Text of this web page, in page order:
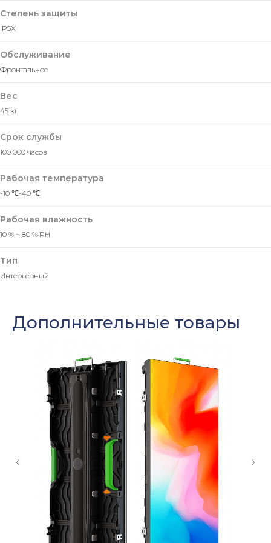
Степень защиты
IP5X
Обслуживание
Фронтальное
Вес
45 кг
Срок службы
100 000 часов
Рабочая температура
-10 ℃-40 ℃
Рабочая влажность
10 % ~ 80 % RH
Тип
Интерьерный
Дополнительные товары
Нажимая кнопку «Отправить» Вы даете свое
согласие на обработку Ваших персональных
Даю согласие на получение рассылки новостей и
полезных материалов
Отправить
Оставить заявку
Мы свяжемся с вами в ближайшее
время и ответим на все